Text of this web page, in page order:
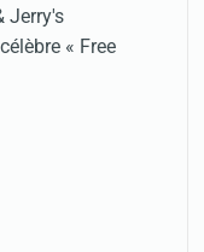
Jerry's
« Free